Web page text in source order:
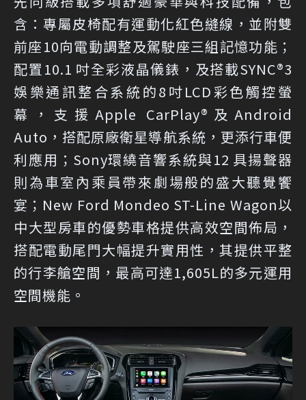
含：專屬皮椅配有運動化紅色縫線，並附雙
前座10向電動調整及駕駛座三組記憶功能；
配置10.1 吋全彩液晶儀錶，及搭載SYNC®3
娛樂通訊整合系統的8吋LCD彩色觸控螢
幕，支援Apple CarPlay®及Android
Auto，搭配原廠衛星導航系統，更添行車便
利應用；Sony環繞音響系統與12 具揚聲器
則為車室內乘員帶來劇場般的盛大聽覺饗
宴；New Ford Mondeo ST-Line Wagon以
中大型房車的優勢車格提供高效空間佈局，
搭配電動尾門大幅提升實用性，其提供平整
的行李艙空間，最高可達1,605L的多元運用
空間機能。